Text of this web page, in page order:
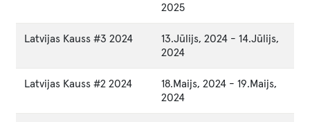
2025
Latvijas Kauss #3 2024 13.Jūlijs, 2024 - 14.Jūlijs,
2024
Latvijas Kauss #2 2024 18.Maijs, 2024 - 19.Maijs,
2024